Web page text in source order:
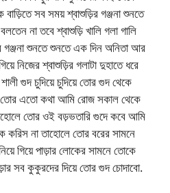
সব সময় শ্বাশুড়ির গঞ্জনা শুনতে
না তবে শ্বাশুড়ি খালি গলা গালি
গঞ্জনা শুনতে শুনতে এক দিন অনিতা আর
নিজের শ্বাশুড়ির গলাটা দুহাতে ধরে
গুদ চুদিয়ে চুদিয়ে তোর গুদ থেকে
এতো কথা আমি রোজ সকাল থেকে
তোর ওই বড়ভতারি গুদে কবে আমি
করিস না তাহোলে তোর বরের সামনে
গিয়ে পাড়ার লোকের সামনে তোকে
সব কুকুরদের দিয়ে তোর গুদ চোদাবো.